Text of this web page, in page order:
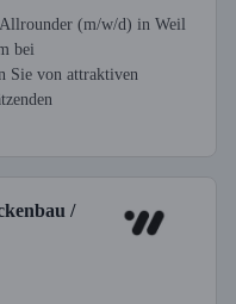
Allrounder (m/w/d) in Weil
bei
Sie von attraktiven
/